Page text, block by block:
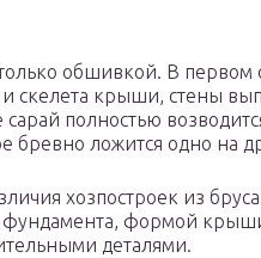
обшивкой. В первом
скелета крыши, стены
полностью
бревно ложится одно на
хозпостроек из
фундамента, формой
деталями.